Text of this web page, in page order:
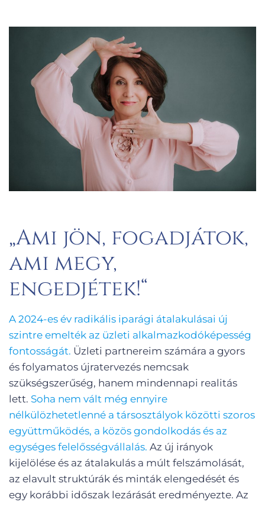
„Ami jön, fogadjátok,
ami megy,
engedjétek!“
A 2024-es év radikális iparági átalakulásai új
szintre emelték az üzleti alkalmazkodóképesség
fontosságát. Üzleti partnereim számára a gyors
és folyamatos újratervezés nemcsak
szükségszerűség, hanem mindennapi realitás
lett. Soha nem vált még ennyire
nélkülözhetetlenné a társosztályok közötti szoros
együttműködés, a közös gondolkodás és az
egységes felelősségvállalás. Az új irányok
kijelölése és az átalakulás a múlt felszámolását,
az elavult struktúrák és minták elengedését és
egy korábbi időszak lezárását eredményezte. Az